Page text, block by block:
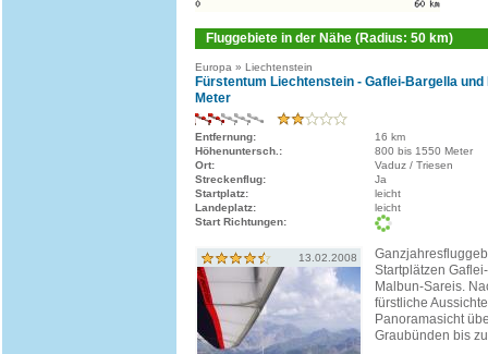
Fluggebiete in der Nähe (Radius: 50 km)
Europa » Liechtenstein
Fürstentum Liechtenstein - Gaflei-Bargella und
Meter
Entfernung:
16 km
Höhenuntersch.:
800 bis 1550 Meter
Ort:
Vaduz / Triesen
Streckenflug:
Ja
Startplatz:
leicht
Landeplatz:
leicht
Start Richtungen:
13.02.2008
Startplätzen
Malbun-Sareis.
fürstliche
Panoramasicht
Graubünden bis